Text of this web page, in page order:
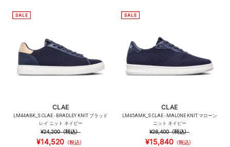
CLAE
LM44ABK_S CLAE - BRADLEY KNIT ブラッド
レイ ニット ネイビー
¥24,200（税込）
¥14,520 （税込）
CLAE
LM45AMK_S CLAE - MALONE KNIT マローン
ニット ネイビー
¥26,400（税込）
¥15,840（税込）